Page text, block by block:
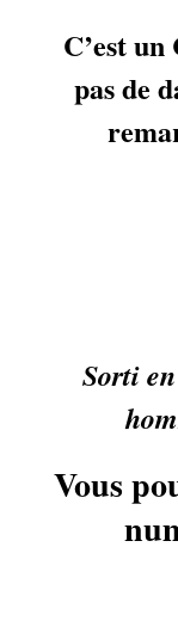
C’est
pas de
Sorti
Vous